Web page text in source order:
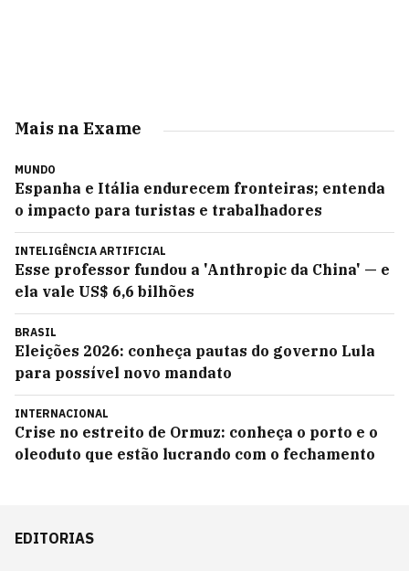
Mais na Exame
MUNDO
Espanha e Itália endurecem fronteiras; entenda
o impacto para turistas e trabalhadores
INTELIGÊNCIA ARTIFICIAL
Esse professor fundou a 'Anthropic da China' — e
ela vale US$ 6,6 bilhões
BRASIL
Eleições 2026: conheça pautas do governo Lula
para possível novo mandato
INTERNACIONAL
Crise no estreito de Ormuz: conheça o porto e o
oleoduto que estão lucrando com o fechamento
EDITORIAS